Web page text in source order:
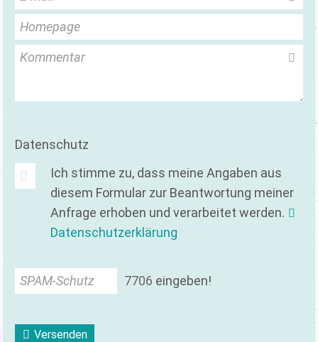
Homepage
Kommentar
Datenschutz
Ich stimme zu, dass meine Angaben aus
diesem Formular zur Beantwortung meiner
Anfrage erhoben und verarbeitet werden.
Datenschutzerklärung
SPAM-Schutz 7706 eingeben!
Versenden